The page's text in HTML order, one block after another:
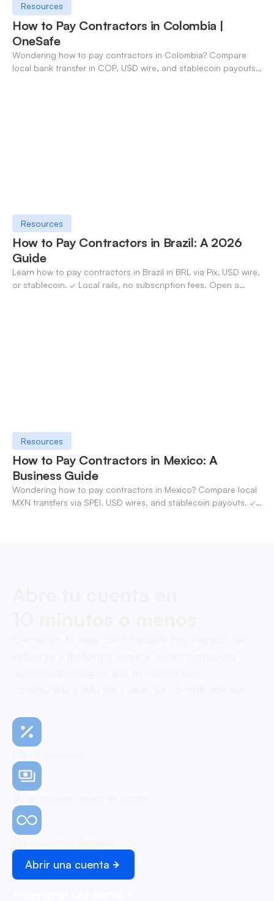
Resources
How to Pay Contractors in Colombia |
OneSafe
Wondering how to pay contractors in Colombia? Compare
local bank transfer in COP, USD wire, and stablecoin payouts.
Resources
How to Pay Contractors in Brazil: A 2026
Guide
Learn how to pay contractors in Brazil in BRL via Pix, USD wire,
or stablecoin. ✓ Local rails, no subscription fees. Open a
Resources
How to Pay Contractors in Mexico: A
Business Guide
Wondering how to pay contractors in Mexico? Compare local
MXN transfers via SPEI, USD wires, and stablecoin payouts. ✓
Abrir una cuenta